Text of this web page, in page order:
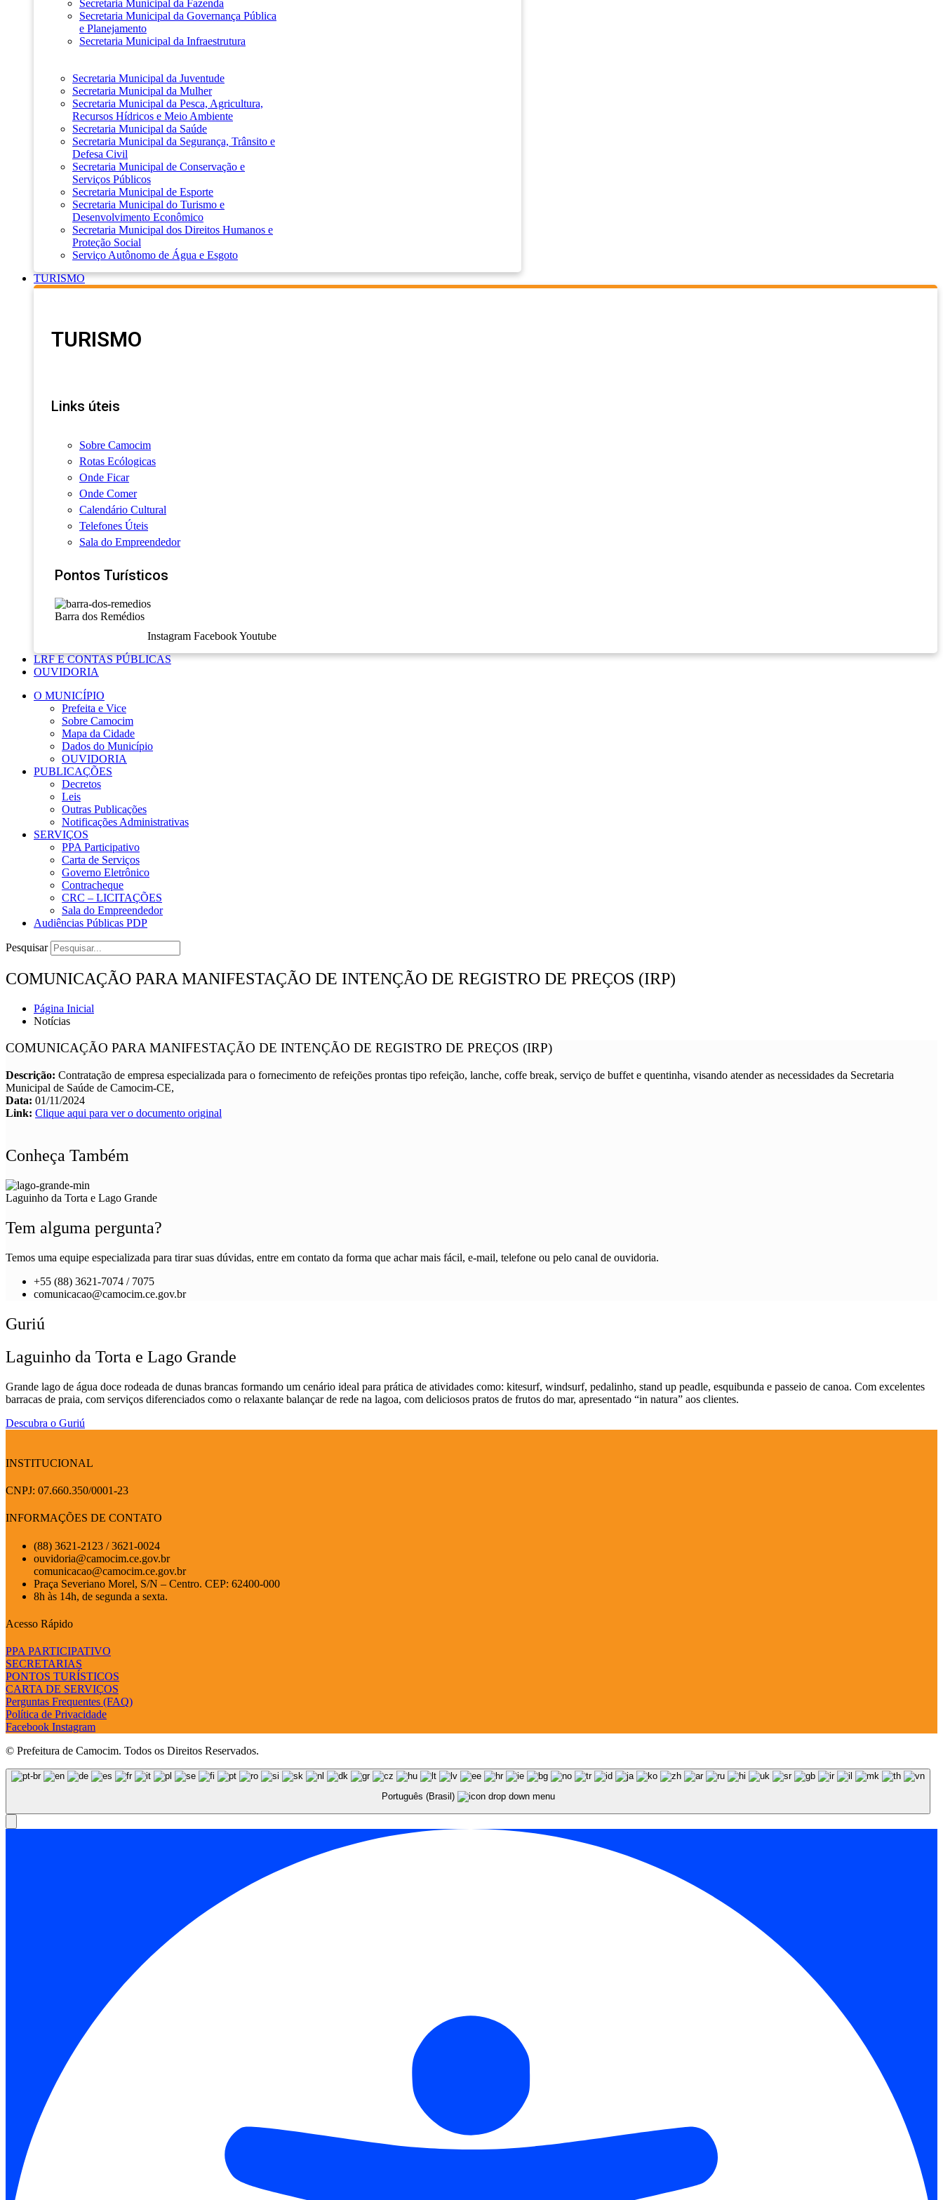
Secretaria Municipal da Fazenda
Secretaria Municipal da Governança Pública
e Planejamento
Secretaria Municipal da Infraestrutura
Secretaria Municipal da Juventude
Secretaria Municipal da Mulher
Secretaria Municipal da Pesca, Agricultura,
Recursos Hídricos e Meio Ambiente
Secretaria Municipal da Saúde
Secretaria Municipal da Segurança, Trânsito e
Defesa Civil
Secretaria Municipal de Conservação e
Serviços Públicos
Secretaria Municipal de Esporte
Secretaria Municipal do Turismo e
Desenvolvimento Econômico
Secretaria Municipal dos Direitos Humanos e
Proteção Social
Serviço Autônomo de Água e Esgoto
TURISMO
TURISMO
Links úteis
Sobre Camocim
Rotas Ecólogicas
Onde Ficar
Onde Comer
Calendário Cultural
Telefones Úteis
Sala do Empreendedor
Pontos Turísticos
Barra dos Remédios
Instagram FacebookYoutube
LRF E CONTAS PÚBLICAS
OUVIDORIA
O MUNICÍPIO
Prefeita e Vice
Sobre Camocim
Mapa da Cidade
Dados do Município
OUVIDORIA
PUBLICAÇÕES
Decretos
Leis
Outras Publicações
Notificações Administrativas
SERVIÇOS
PPA Participativo
Carta de Serviços
Governo Eletrônico
Contracheque
CRC – LICITAÇÕES
Sala do Empreendedor
Audiências Públicas PDP
Pesquisar
COMUNICAÇÃO PARA MANIFESTAÇÃO DE INTENÇÃO DE REGISTRO DE PREÇOS (IRP)
Página Inicial
Notícias
COMUNICAÇÃO PARA MANIFESTAÇÃO DE INTENÇÃO DE REGISTRO DE PREÇOS (IRP)
Descrição: Contratação de empresa especializada para o fornecimento de refeições prontas tipo refeição, lanche, coffe break, serviço de buffet e quentinha, visando atender as necessidades da Secretaria
Municipal de Saúde de Camocim-CE,
Data: 01/11/2024
Link: Clique aqui para ver o documento original
Conheça Também
Laguinho da Torta e Lago Grande
Tem alguma pergunta?
Temos uma equipe especializada para tirar suas dúvidas, entre em contato da forma que achar mais fácil, e-mail, telefone ou pelo canal de ouvidoria.
+55 (88) 3621-7074 / 7075
comunicacao@camocim.ce.gov.br
Guriú
Laguinho da Torta e Lago Grande
Grande lago de água doce rodeada de dunas brancas formando um cenário ideal para prática de atividades como: kitesurf, windsurf, pedalinho, stand up peadle, esquibunda e passeio de canoa. Com excelentes
barracas de praia, com serviços diferenciados como o relaxante balançar de rede na lagoa, com deliciosos pratos de frutos do mar, apresentado “in natura” aos clientes.
Descubra o Guriú
INSTITUCIONAL
CNPJ: 07.660.350/0001-23
INFORMAÇÕES DE CONTATO
(88) 3621-2123 / 3621-0024
ouvidoria@camocim.ce.gov.br
comunicacao@camocim.ce.gov.br
Praça Severiano Morel, S/N – Centro. CEP: 62400-000
8h às 14h, de segunda a sexta.
Acesso Rápido
PPA PARTICIPATIVO
SECRETARIAS
PONTOS TURÍSTICOS
CARTA DE SERVIÇOS
Perguntas Frequentes (FAQ)
Política de Privacidade
Facebook Instagram
© Prefeitura de Camocim. Todos os Direitos Reservados.
Português (Brasil)